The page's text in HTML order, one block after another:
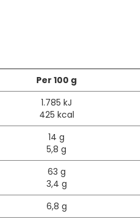
Per 100 g
1.785 kJ
425 kcal
14 g
5,8 g
63 g
3,4 g
6,8 g